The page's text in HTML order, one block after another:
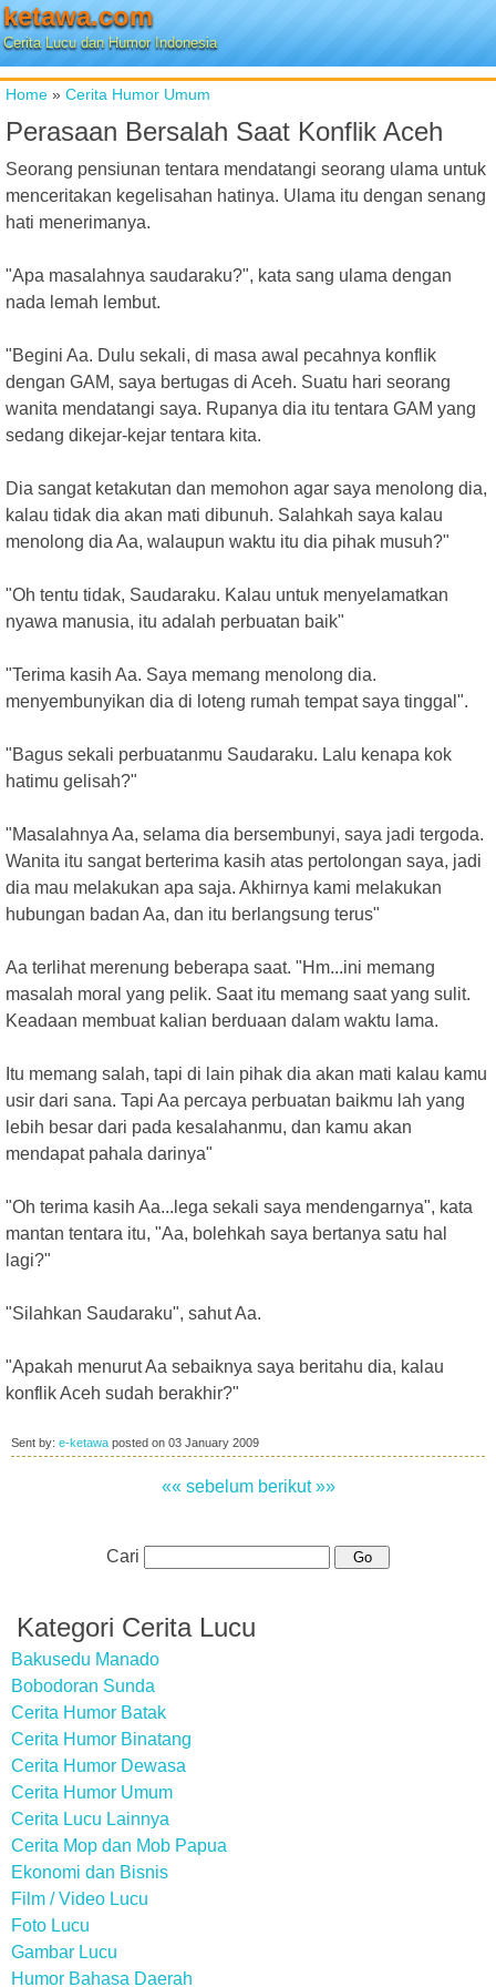
ketawa.com
Cerita Lucu dan Humor Indonesia
Home » Cerita Humor Umum
Perasaan Bersalah Saat Konflik Aceh
Seorang pensiunan tentara mendatangi seorang ulama untuk
menceritakan kegelisahan hatinya. Ulama itu dengan senang
hati menerimanya.
"Apa masalahnya saudaraku?", kata sang ulama dengan
nada lemah lembut.
"Begini Aa. Dulu sekali, di masa awal pecahnya konflik
dengan GAM, saya bertugas di Aceh. Suatu hari seorang
wanita mendatangi saya. Rupanya dia itu tentara GAM yang
sedang dikejar-kejar tentara kita.
Dia sangat ketakutan dan memohon agar saya menolong dia,
kalau tidak dia akan mati dibunuh. Salahkah saya kalau
menolong dia Aa, walaupun waktu itu dia pihak musuh?"
"Oh tentu tidak, Saudaraku. Kalau untuk menyelamatkan
nyawa manusia, itu adalah perbuatan baik"
"Terima kasih Aa. Saya memang menolong dia.
menyembunyikan dia di loteng rumah tempat saya tinggal".
"Bagus sekali perbuatanmu Saudaraku. Lalu kenapa kok
hatimu gelisah?"
"Masalahnya Aa, selama dia bersembunyi, saya jadi tergoda.
Wanita itu sangat berterima kasih atas pertolongan saya, jadi
dia mau melakukan apa saja. Akhirnya kami melakukan
hubungan badan Aa, dan itu berlangsung terus"
Aa terlihat merenung beberapa saat. "Hm...ini memang
masalah moral yang pelik. Saat itu memang saat yang sulit.
Keadaan membuat kalian berduaan dalam waktu lama.
Itu memang salah, tapi di lain pihak dia akan mati kalau kamu
usir dari sana. Tapi Aa percaya perbuatan baikmu lah yang
lebih besar dari pada kesalahanmu, dan kamu akan
mendapat pahala darinya"
"Oh terima kasih Aa...lega sekali saya mendengarnya", kata
mantan tentara itu, "Aa, bolehkah saya bertanya satu hal
lagi?"
"Silahkan Saudaraku", sahut Aa.
"Apakah menurut Aa sebaiknya saya beritahu dia, kalau
konflik Aceh sudah berakhir?"
Sent by: e-ketawa posted on 03 January 2009
«« sebelum berikut »»
Cari
Kategori Cerita Lucu
Bakusedu Manado
Bobodoran Sunda
Cerita Humor Batak
Cerita Humor Binatang
Cerita Humor Dewasa
Cerita Humor Umum
Cerita Lucu Lainnya
Cerita Mop dan Mob Papua
Ekonomi dan Bisnis
Film / Video Lucu
Foto Lucu
Gambar Lucu
Humor Bahasa Daerah